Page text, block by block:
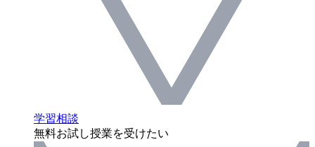
学習相談
無料お試し授業を受けたい